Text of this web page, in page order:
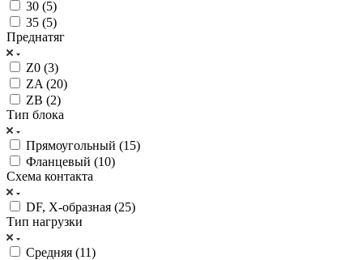
30 (5)
35 (5)
Преднатяг
Z0 (3)
ZA (20)
ZB (2)
Тип блока
Прямоугольный (15)
Фланцевый (10)
Схема контакта
DF, X-образная (25)
Тип нагрузки
Средняя (11)